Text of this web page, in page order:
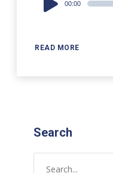
READ MORE
Player
00:00
Search